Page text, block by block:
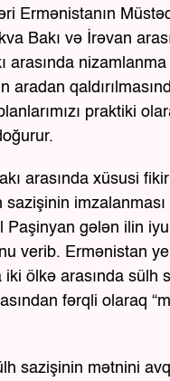
Ermənistanın
Bakı və İrəvan
aradan
praktiki
arasında xüsusi
gələn ilin
verib. Ermənistan
iki ölkə arasında
fərqli olaraq
sazişinin mətnini